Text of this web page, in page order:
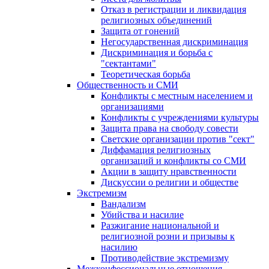
Отказ в регистрации и ликвидация
религиозных объединений
Защита от гонений
Негосударственная дискриминация
Дискриминация и борьба с
"сектантами"
Теоретическая борьба
Общественность и СМИ
Конфликты с местным населением и
организациями
Конфликты с учреждениями культуры
Защита права на свободу совести
Светские организации против "сект"
Диффамация религиозных
организаций и конфликты со СМИ
Акции в защиту нравственности
Дискуссии о религии и обществе
Экстремизм
Вандализм
Убийства и насилие
Разжигание национальной и
религиозной розни и призывы к
насилию
Противодействие экстремизму